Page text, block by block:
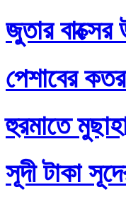
জুতার
পেশাবের
হুরমাতে
সূদী টাকা